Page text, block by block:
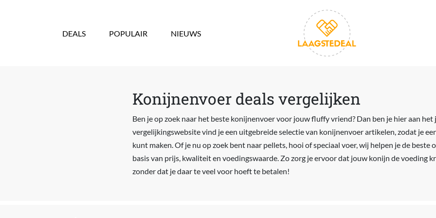
DEALS POPULAIR NIEUWS
Konijnenvoer deals vergelijken
Ben je op zoek naar het beste konijnenvoer voor jouw fluffy vriend? Dan ben je hier aan het
vergelijkingswebsite vind je een uitgebreide selectie van konijnenvoer artikelen, zodat je
kunt maken. Of je nu op zoek bent naar pellets, hooi of speciaal voer, wij helpen je de beste
basis van prijs, kwaliteit en voedingswaarde. Zo zorg je ervoor dat jouw konijn de voeding
zonder dat je daar te veel voor hoeft te betalen!